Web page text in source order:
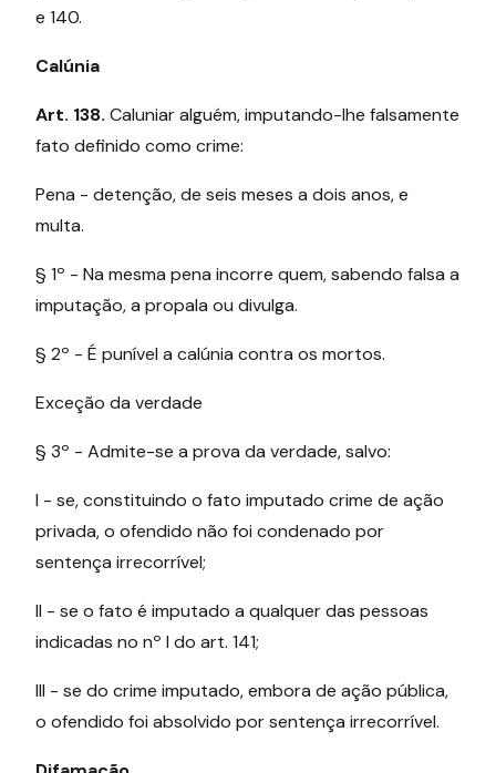
e 140.
Calúnia
Art. 138. Caluniar alguém, imputando-lhe falsamente
fato definido como crime:
Pena - detenção, de seis meses a dois anos, e
multa.
§ 1º - Na mesma pena incorre quem, sabendo falsa a
imputação, a propala ou divulga.
§ 2º - É punível a calúnia contra os mortos.
Exceção da verdade
§ 3º - Admite-se a prova da verdade, salvo:
I - se, constituindo o fato imputado crime de ação
privada, o ofendido não foi condenado por
sentença irrecorrível;
II - se o fato é imputado a qualquer das pessoas
indicadas no nº I do art. 141;
III - se do crime imputado, embora de ação pública,
o ofendido foi absolvido por sentença irrecorrível.